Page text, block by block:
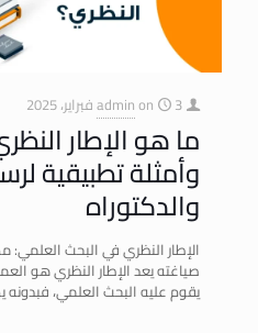
adminon 3 فبراير، 2025
ما هو الإطار
وأمثلة تطبيقية
والدكتوراه
الإطار النظري في البحث العلمي:
صياغته يعد الإطار النظري هو
يقوم عليه البحث العلمي،